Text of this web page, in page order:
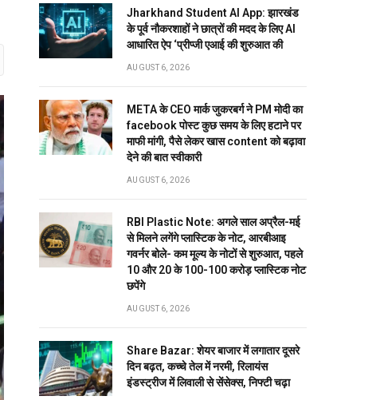
Jharkhand Student AI App: झारखंड
के पूर्व नौकरशाहों ने छात्रों की मदद के लिए AI
आधारित ऐप ‘प्रीप्जी एआई की शुरुआत की
AUGUST 6, 2026
META के CEO मार्क जुकरबर्ग ने PM मोदी का
facebook पोस्ट कुछ समय के लिए हटाने पर
माफी मांगी, पैसे लेकर खास content को बढ़ावा
देने की बात स्वीकारी
AUGUST 6, 2026
RBI Plastic Note: अगले साल अप्रैल-मई
से मिलने लगेंगे प्लास्टिक के नोट, आरबीआइ
गवर्नर बोले- कम मूल्य के नोटों से शुरुआत, पहले
10 और 20 के 100-100 करोड़ प्लास्टिक नोट
छपेंगे
AUGUST 6, 2026
Share Bazar: शेयर बाजार में लगातार दूसरे
दिन बढ़त, कच्चे तेल में नरमी, रिलायंस
इंडस्ट्रीज में लिवाली से सेंसेक्स, निफ्टी चढ़ा